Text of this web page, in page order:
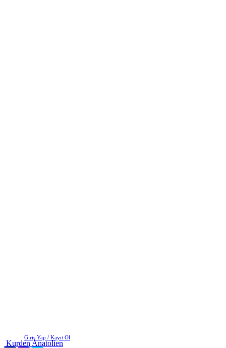
Giriş Yap / Kayıt Ol
Kurden Anatolien